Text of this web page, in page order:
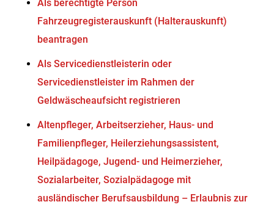
Als berechtigte Person
Fahrzeugregisterauskunft (Halterauskunft)
beantragen
Als Servicedienstleisterin oder
Servicedienstleister im Rahmen der
Geldwäscheaufsicht registrieren
Altenpfleger, Arbeitserzieher, Haus- und
Familienpfleger, Heilerziehungsassistent,
Heilpädagoge, Jugend- und Heimerzieher,
Sozialarbeiter, Sozialpädagoge mit
ausländischer Berufsausbildung – Erlaubnis zur